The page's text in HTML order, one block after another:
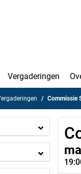
Vergaderingen
Commissie